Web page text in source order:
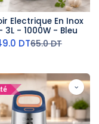
Electrique En Inox
3L - 1000W - Bleu
DT65.0DT